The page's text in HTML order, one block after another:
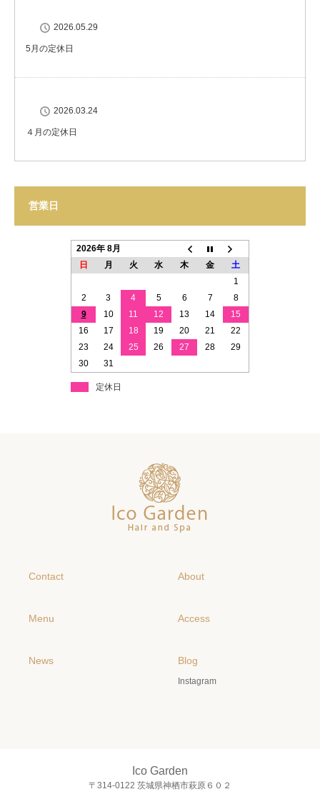
2026.05.29
5月の定休日
2026.03.24
４月の定休日
営業日
2026年 8月
日
月 火 水 木 金
土
1
2
3 4 5 6 7
8
9
10 11 12 13 14
15
16
17 18 19 20 21
22
23
24 25 26 27 28
29
30
31
定休日
Contact About
Menu Access
News Blog
Instagram
Ico Garden
〒314-0122 茨城県神栖市萩原６０２